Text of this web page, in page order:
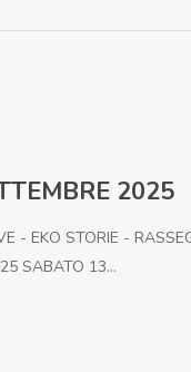
2025
- EKO STORIE -
SABATO 13…